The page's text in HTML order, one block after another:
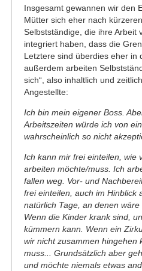
Insgesamt gewannen wir den
Mütter sich eher nach
Selbstständige, die ihre Arbeit
integriert haben, dass die
Letztere sind überdies eher in
außerdem arbeiten
sich“, also inhaltlich und
Angestellte:
Ich bin mein eigener Boss.
Arbeitszeiten würde ich von
wahrscheinlich so nicht
Ich kann mir frei einteilen, wie
arbeiten möchte/muss. Ich
fallen weg. Vor- und
frei einteilen, auch im Hinblick
natürlich Tage, an denen wäre
Wenn die Kinder krank sind,
kümmern kann. Wenn ein
wir nicht zusammen hingehen
muss... Grundsätzlich aber
und möchte niemals etwas